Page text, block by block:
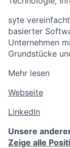
syte
basierter
Unternehmen
Grundstücke
Mehr lesen
Webseite
LinkedIn
Unsere
Zeige alle